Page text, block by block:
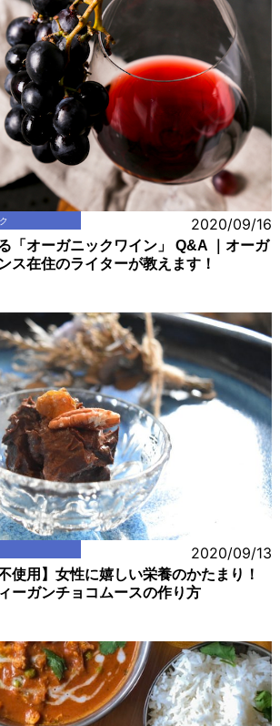
2020/09/16
「オーガニックワイン」 Q&A ｜オーガ
ス在住のライターが教えます！
2020/09/13
使用】女性に嬉しい栄養のかたまり！
ーガンチョコムースの作り方